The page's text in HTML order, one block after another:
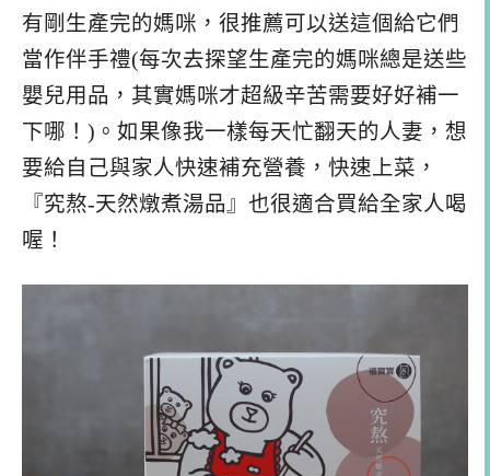
有剛生產完的媽咪，很推薦可以送這個給它們
當作伴手禮(每次去探望生產完的媽咪總是送些
嬰兒用品，其實媽咪才超級辛苦需要好好補一
下哪！)。如果像我一樣每天忙翻天的人妻，想
要給自己與家人快速補充營養，快速上菜，
『究熬-天然燉煮湯品』也很適合買給全家人喝
喔！